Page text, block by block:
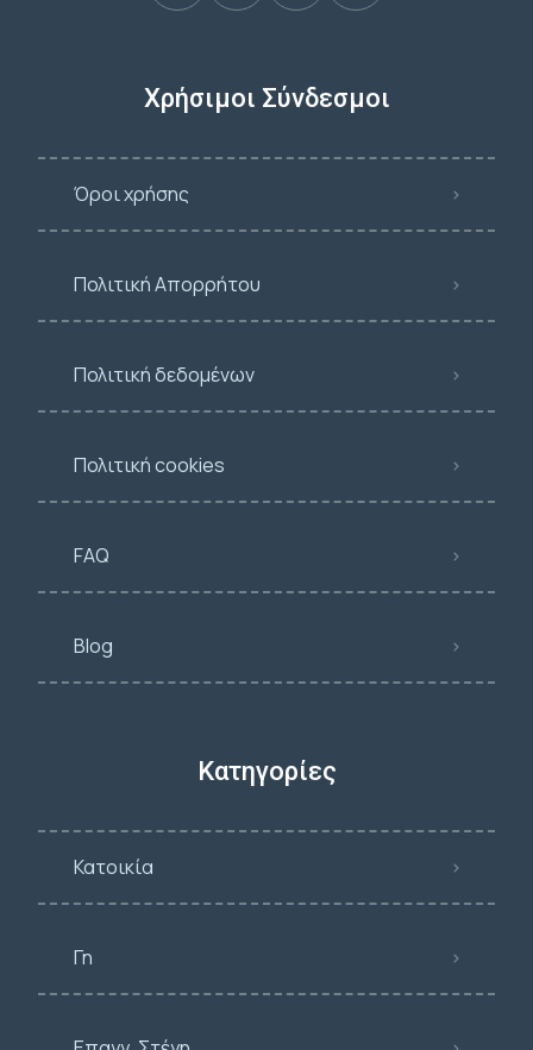
Χρήσιμοι Σύνδεσμοι
Όροι χρήσης
Πολιτική Απορρήτου
Πολιτική δεδομένων
Πολιτική cookies
FAQ
Blog
Κατηγορίες
Κατοικία
Γη